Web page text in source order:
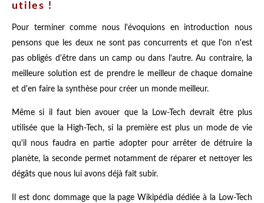
utiles !
Pour terminer comme nous l'évoquions en introduction nous
pensons que les deux ne sont pas concurrents et que l'on n'est
pas obligés d'être dans un camp ou dans l'autre. Au contraire, la
meilleure solution est de prendre le meilleur de chaque domaine
et d'en faire la synthèse pour créer un monde meilleur.
Même si il faut bien avouer que la Low-Tech devrait être plus
utilisée que la High-Tech, si la première est plus un mode de vie
qu'il nous faudra en partie adopter pour arrêter de détruire la
planète, la seconde permet notamment de réparer et nettoyer les
dégâts que nous lui avons déjà fait subir.
Il est donc dommage que la page Wikipédia dédiée à la Low-Tech